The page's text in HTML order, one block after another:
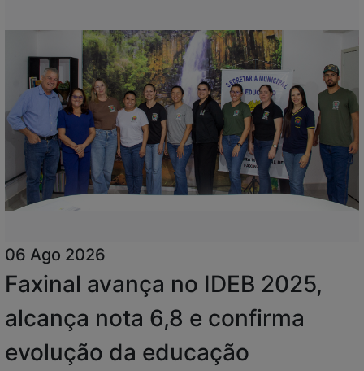
06 Ago 2026
Faxinal avança no IDEB 2025,
alcança nota 6,8 e confirma
evolução da educação